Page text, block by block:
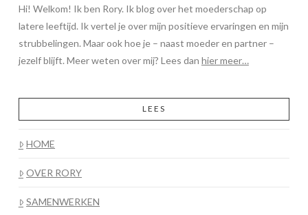
Hi! Welkom! Ik ben Rory. Ik blog over het moederschap op
latere leeftijd. Ik vertel je over mijn positieve ervaringen en mijn
strubbelingen. Maar ook hoe je – naast moeder en partner –
jezelf blijft. Meer weten over mij? Lees dan hier meer…
LEES
HOME
OVER RORY
SAMENWERKEN